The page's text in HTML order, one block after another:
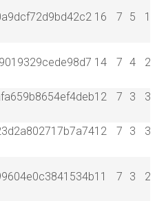
16 7 5 1
14 7 4 2
12 7 3 3
12 7 3 3
11 7 3 2